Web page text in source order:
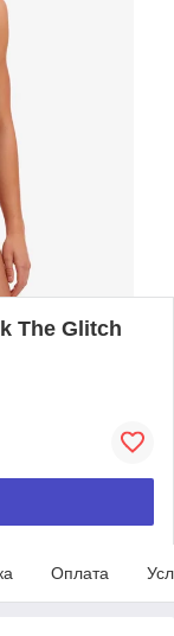
The Glitch
Оплата